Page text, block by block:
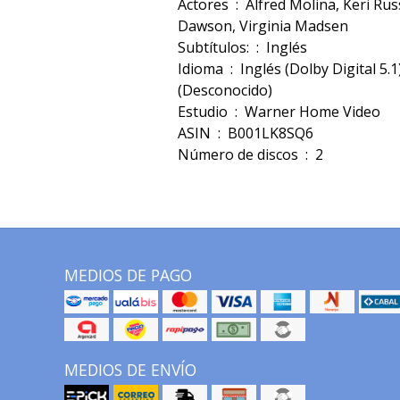
Actores ‏ : ‎ Alfred Molina, Keri Russell, Oliver Platt, Rosario
Dawson, Virginia Madsen
Subtítulos: ‏ : ‎ Inglés
Idioma ‏ : ‎ Inglés (Dolby Digital 5.1), No Calificado
(Desconocido)
Estudio ‏ : ‎ Warner Home Video
ASIN ‏ : ‎ B001LK8SQ6
Número de discos ‏ : ‎ 2
MEDIOS DE PAGO
MEDIOS DE ENVÍO